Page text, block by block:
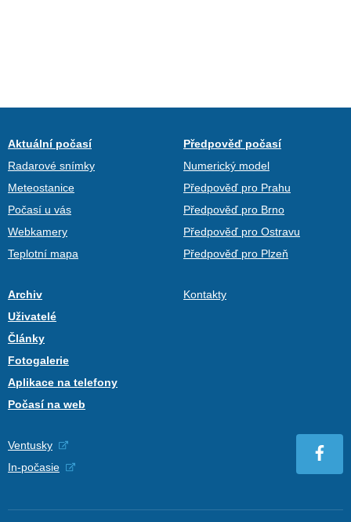
Aktuální počasí
Radarové snímky
Meteostanice
Počasí u vás
Webkamery
Teplotní mapa
Předpověď počasí
Numerický model
Předpověď pro Prahu
Předpověď pro Brno
Předpověď pro Ostravu
Předpověď pro Plzeň
Archiv
Uživatelé
Články
Fotogalerie
Aplikace na telefony
Počasí na web
Kontakty
Ventusky
In-počasie